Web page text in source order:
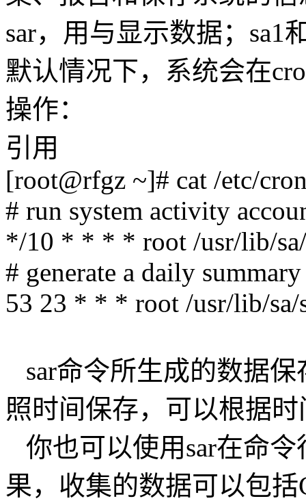
sar，用与显示数据；sa1
默认情况下，系统会在
操作：
引用
[root@rfgz ~]# cat /etc/
# run system activity
*/10 * * * * root /usr/lib/sa/
# generate a daily
53 23 * * * root /usr/lib/sa/
sar命令所生成的数据保
照时间保存，可以根据
你也可以使用sar在命
果，收集的数据可以包